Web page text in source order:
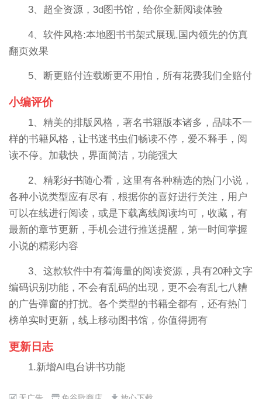
3、超全资源，3d图书馆，给你全新阅读体验
4、软件风格:本地图书书架式展现,国内领先的仿真
翻页效果
5、断更赔付连载断更不用怕，所有花费我们全赔付
小编评价
1、精美的排版风格，著名书籍版本诸多，品味不一
样的书籍风格，让书迷书虫们畅读不停，爱不释手，阅
读不停。加载快，界面简洁，功能强大
2、精彩好书随心看，这里有各种精选的热门小说，
各种小说类型应有尽有，根据你的喜好进行关注，用户
可以在线进行阅读，或是下载离线阅读均可，收藏，有
最新的章节更新，手机会进行推送提醒，第一时间掌握
小说的精彩内容
3、这款软件中有着海量的阅读资源，具有20种文字
编码识别功能，不会有乱码的出现，更不会有乱七八糟
的广告弹窗的打扰。各个类型的书籍全都有，还有热门
榜单实时更新，线上移动图书馆，你值得拥有
更新日志
1.新增AI电台讲书功能